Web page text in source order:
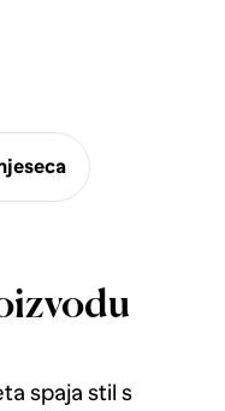
spaja stil s